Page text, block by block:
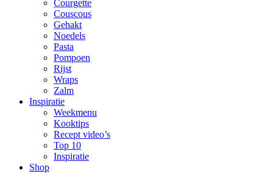
Courgette
Couscous
Gehakt
Noedels
Pasta
Pompoen
Rijst
Wraps
Zalm
Inspiratie
Weekmenu
Kooktips
Recept video’s
Top 10
Inspiratie
Shop